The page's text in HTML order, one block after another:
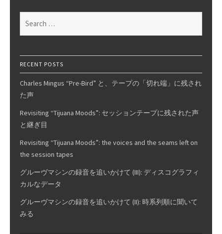
Deep”
for:
RECENT POSTS
Charles Mingus “Pre-Bird” と、テープの「切れ端」に残され
た声
Revisiting “Tijuana Moods”: セッションテープに残された声
と継ぎ目
Revisiting “Tijuana Moods”: the voices and the seams left on
the session tapes
グルーヴマシンの録音を追いかけて (III): ディスコグラフィ
カルなデータ
グルーヴマシンの録音を追いかけて (II): 時系列順に聞いて
みる